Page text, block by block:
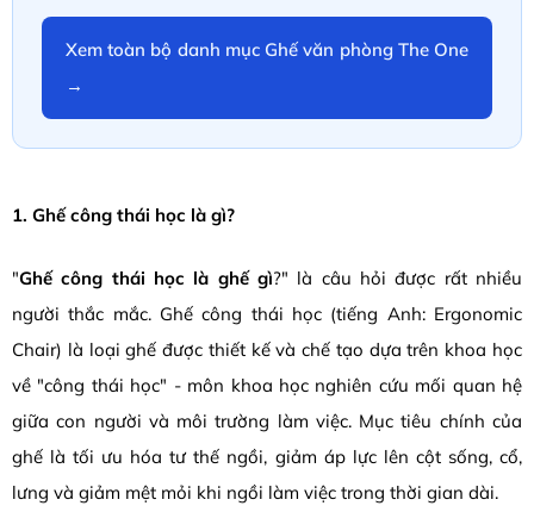
Xem toàn bộ danh mục Ghế văn phòng The One
→
1. Ghế công thái học là gì?
"Ghế công thái học là ghế gì?" là câu hỏi được rất nhiều
người thắc mắc. Ghế công thái học (tiếng Anh: Ergonomic
Chair) là loại ghế được thiết kế và chế tạo dựa trên khoa học
về "công thái học" - môn khoa học nghiên cứu mối quan hệ
giữa con người và môi trường làm việc. Mục tiêu chính của
ghế là tối ưu hóa tư thế ngồi, giảm áp lực lên cột sống, cổ,
lưng và giảm mệt mỏi khi ngồi làm việc trong thời gian dài.